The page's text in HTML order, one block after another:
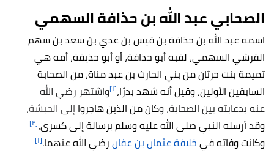
الصحابي عبد الله بن حذافة السهمي
اسمه عبد الله بن حذافة بن قيس بن عدي بن سعد بن سهم
القرشي السهمي، لقبه أبو حذافة، أو أبو حذيفة، أمه هي
تميمة بنت حرثان من بني الحارث بن عبد مناة، من الصحابة
السابقين الأولين، وقيل أنه شهد بدرًا،[١] واشتهر رضي الله
عنه بدعابته بين الصحابة، وكان من الذين هاجرواإلى الحبشة،
وقد أرسله النبي صلى الله عليه وسلم برسالة إلى كسرى،[٢]
وكانت وفاته فيخلافة عثمان بن عفانرضي الله عنهما.[١]